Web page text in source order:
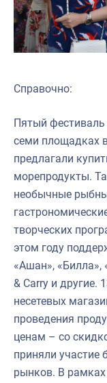
Справочно:
Пятый
семи площадках
предлагали
морепродукты.
необычные
творческих
этом году
«Ашан», «Билла»,
& Carry и другие.
несетевых
проведения
ценам – со
приняли участие
рынков. В